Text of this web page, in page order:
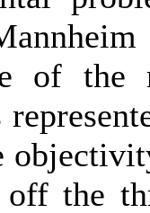
of the
the